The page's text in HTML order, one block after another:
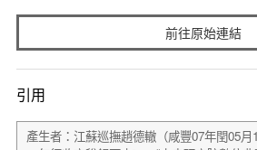
前往原始連結
引用